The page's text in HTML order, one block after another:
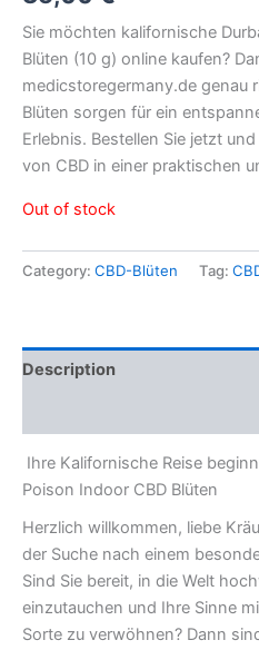
Sie möchten kalifornische
Blüten (10 g) online kaufen?
medicstoregermany.de genau
Blüten sorgen für ein
Erlebnis. Bestellen Sie jetzt
von CBD in einer praktischen
Out of stock
Category: CBD-Blüten Tag:
Description
Ihre Kalifornische Reise
Poison Indoor CBD Blüten
Herzlich willkommen, liebe
der Suche nach einem
Sind Sie bereit, in die Welt
einzutauchen und Ihre Sinne
Sorte zu verwöhnen? Dann